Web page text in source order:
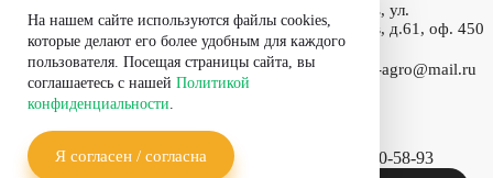
Каталог
сортов
Селекция
Семеноводство
Озимая
пшеница
Горох
Озимый
рапс
Ставрополь, ул.
Доваторцев, д.61, оф. 450
E-mail: kvn-agro@mail.ru
+7 (962) 400-58-93
На нашем сайте используются файлы cookies,
которые делают его более удобным для каждого
пользователя. Посещая страницы сайта, вы
соглашаетесь с нашей Политикой
конфиденциальности.
Я согласен / согласна